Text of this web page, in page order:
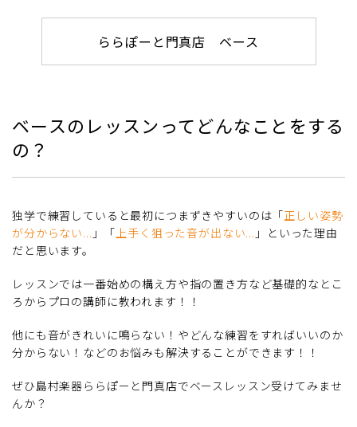
ららぽーと門真店 ベース
ベースのレッスンってどんなことをする
の？
独学で練習していると最初につまずきやすいのは「正しい姿勢
が分からない... 」「上手く狙った音が出ない... 」といった理由
だと思います。
レッスンでは一番始めの構え方や指の置き方など基礎的なとこ
ろからプロの講師に教われます！！
他にも音がきれいに鳴らない！やどんな練習をすればいいのか
分からない！などのお悩みも解決することができます！！
ぜひ島村楽器ららぽーと門真店でベースレッスン受けてみませ
んか？